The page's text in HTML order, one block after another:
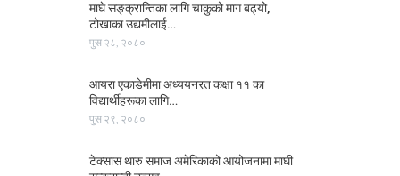
माघे सङ्क्रान्तिका लागि चाकुको माग बढ्यो,
टोखाका उद्यमीलाई…
पुस २८, २०८०
आयरा एकाडेमीमा अध्ययनरत कक्षा ११ का
विद्यार्थीहरूका लागि…
पुस २९, २०८०
टेक्सास थारु समाज अमेरिकाको आयोजनामा माघी